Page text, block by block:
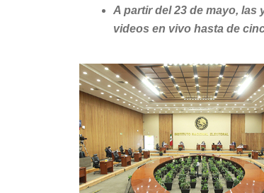
A partir del 23 de mayo,
videos en vivo hasta de